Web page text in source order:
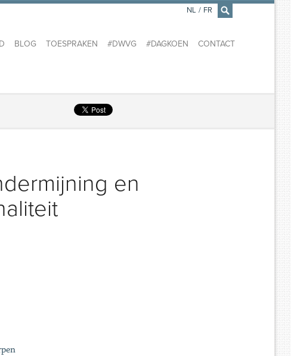
×
BLOG TOESPRAKEN #DWVG #DAGKOEN CONTACT
NL / FR
en